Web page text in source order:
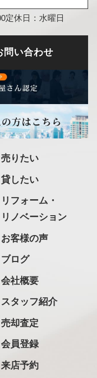
定休日：水曜日
問い合わせ
売りたい
貸したい
リフォーム・
リノベーション
お客様の声
ブログ
会社概要
スタッフ紹介
売却査定
会員登録
来店予約